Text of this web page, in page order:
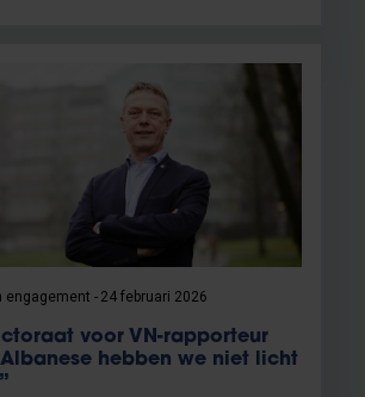
engagement 24 februari 2026
voor VN-rapporteur
Albanese hebben we niet licht